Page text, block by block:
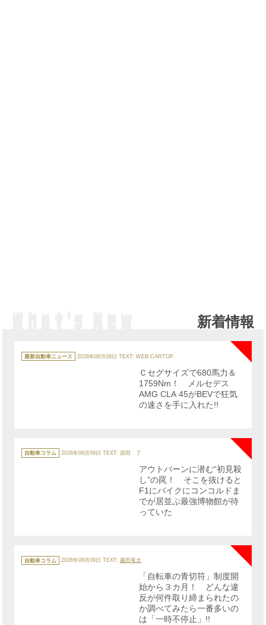
新着情報
テ
ゴ
最新自動車ニュース 2026年08月09日 TEXT: WEB CARTOP
NEW
Ｃセグサイズで680馬力＆
1759Nm！ メルセデス
AMG CLA 45がBEVで狂気
の速さを手に入れた!!
テ
ゴ
自動車コラム 2026年08月09日 TEXT: 原田 了
アウトバーンに潜む“初見殺
し”の罠！ そこを抜けると
F1にバイクにコンコルドま
でが居並ぶ最強博物館が待
っていた
テ
ゴ
自動車コラム 2026年08月09日 TEXT: 藤田竜太
「自転車の青切符」制度開
始から３カ月！ どんな違
反が何件取り締まられたの
か調べてみたら一番多いの
は「一時不停止」!!